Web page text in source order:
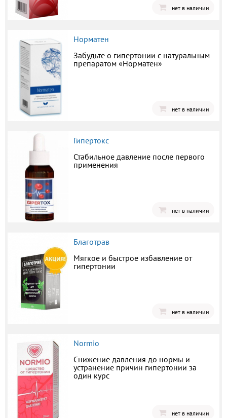
нет в наличии
Норматен
Забудьте о гипертонии с натуральным
препаратом «Норматен»
нет в наличии
Гипертокс
Стабильное давление после первого
применения
нет в наличии
Благотрав
Мягкое и быстрое избавление от
гипертонии
нет в наличии
Normio
Снижение давления до нормы и
устранение причин гипертонии за
один курс
нет в наличии